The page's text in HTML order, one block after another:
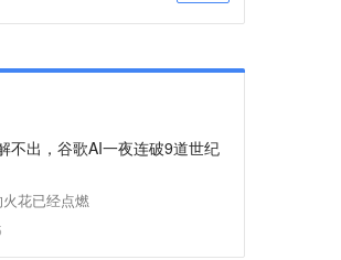
不出，谷歌AI一夜连破9道世纪
花已经点燃